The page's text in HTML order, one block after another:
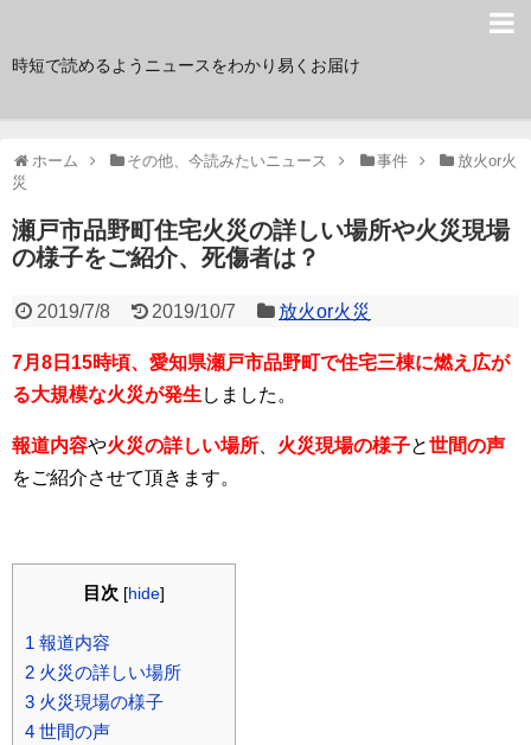
時短で読めるようニュースをわかり易くお届け
ホーム その他、今読みたいニュース 事件
放火or火
災
瀬戸市品野町住宅火災の詳しい場所や火災現場
の様子をご紹介、死傷者は？
2019/7/8 2019/10/7 放火or火災
7月8日15時頃、愛知県瀬戸市品野町で住宅三棟に燃え広が
る大規模な火災が発生 しました。
報道内容や火災の詳しい場所 火災現場の様子と世間の声
をご紹介させて頂きます。
目次 [hide]
1 報道内容
2 火災の詳しい場所
3 火災現場の様子
4 世間の声